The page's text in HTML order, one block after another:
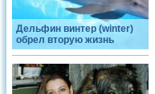
Дельфин винтер (winter)
обрел вторую жизнь